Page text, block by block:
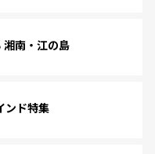
湘南・江の島
ンド特集